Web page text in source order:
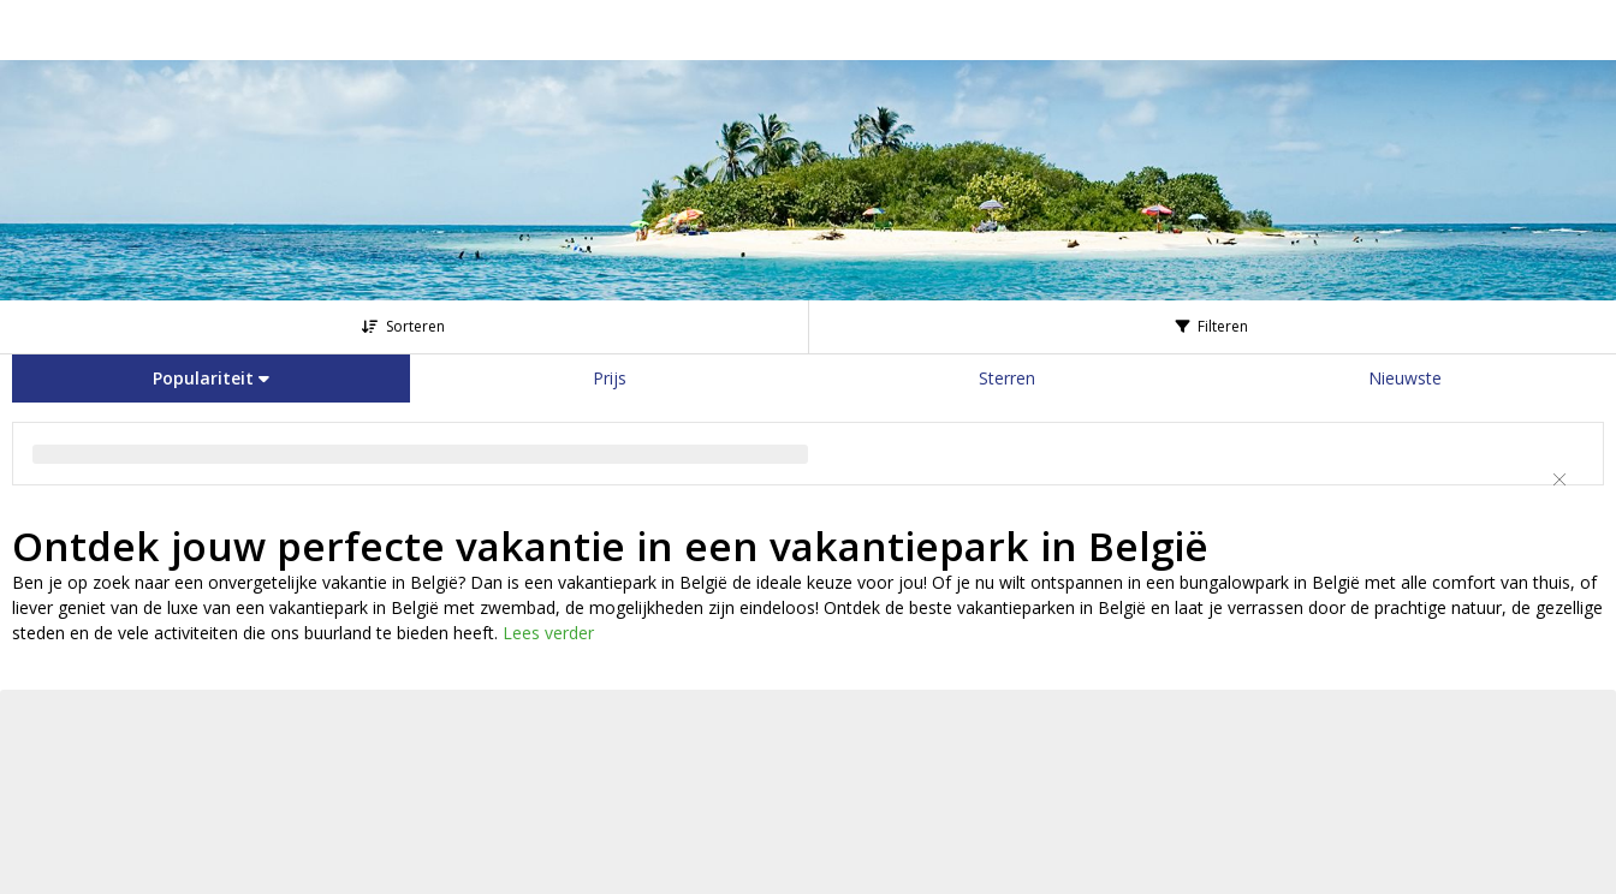
Sorteren Filteren
Populariteit Prijs Sterren Nieuwste
Ontdek jouw perfecte vakantie in een vakantiepark in België
Ben je op zoek naar een onvergetelijke vakantie in België? Dan is een vakantiepark in België de ideale keuze voor jou! Of je nu wilt ontspannen in een bungalowpark in België met alle comfort van thuis, of
liever geniet van de luxe van een vakantiepark in België met zwembad, de mogelijkheden zijn eindeloos! Ontdek de beste vakantieparken in België en laat je verrassen door de prachtige natuur, de gezellige
steden en de vele activiteiten die ons buurland te bieden heeft. Lees verder